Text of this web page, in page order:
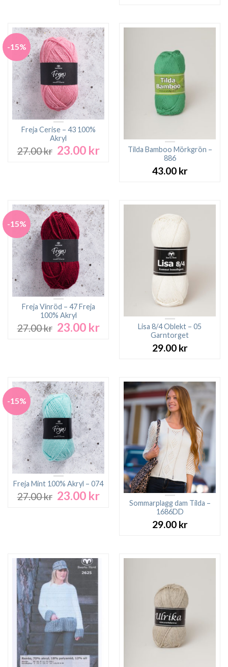
-15%
Freja Cerise – 43 100%
Akryl
27.00kr Det
23.00 krDet
Tilda Bamboo Mörkgrön –
886
43.00 kr
-15%
Freja Vinröd – 47 Freja
100% Akryl
27.00kr Det
23.00 krDet
Lisa 8/4 Oblekt – 05
Garntorget
29.00 kr
-15%
Freja Mint 100% Akryl – 074
27.00kr Det
23.00 krDet
nuvarandeSommarplagg dam Tilda –
1686DD
29.00 kr